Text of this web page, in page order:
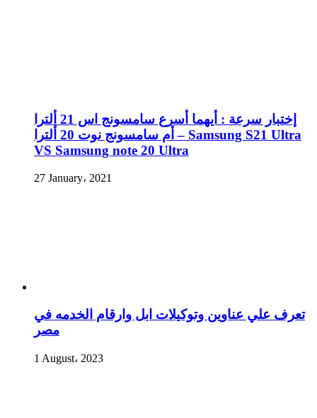
إختبار سرعة : أيهما أسرع سامسونج اس 21 ألترا
أم سامسونج نوت 20 ألترا – Samsung S21 Ultra
VS Samsung note 20 Ultra
27 January، 2021
تعرف علي عناوين وتوكيلات ابل وارقام الخدمه في
مصر
1 August، 2023